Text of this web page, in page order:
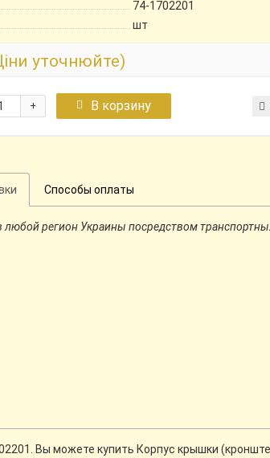
74-1702201
шт
уточнюйте)
+ В корзину
Способы оплаты
регион Украины посредством
Вы можете купить Корпус крышки